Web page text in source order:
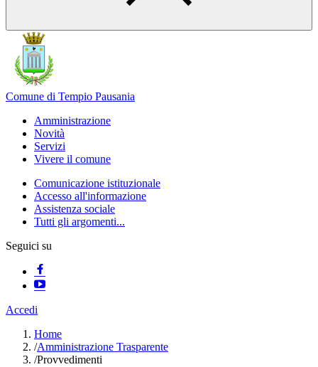
Comune di Tempio Pausania
Amministrazione
Novità
Servizi
Vivere il comune
Comunicazione istituzionale
Accesso all'informazione
Assistenza sociale
Tutti gli argomenti...
Seguici su
Accedi
Home
/Amministrazione Trasparente
/Provvedimenti